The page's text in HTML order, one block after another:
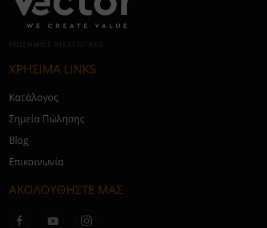
ΕΠΊΣΗΜΟΣ ΕΙΣΑΓΩΓΈΑΣ
ΧΡΗΣΙΜΑ LINKS
Κατάλογος
Σημεία Πώλησης
Blog
Επικοινωνία
ΑΚΟΛΟΥΘΗΣΤΕ ΜΑΣ